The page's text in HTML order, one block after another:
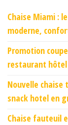
Chaise Miami :
moderne,
Promotion
restaurant hôtel
Nouvelle
snack hotel en
Chaise fauteuil